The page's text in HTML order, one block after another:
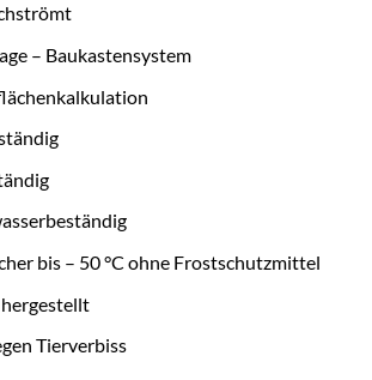
– Baukastensystem
bis – 50 °C ohne Frostschutzmittel
Tierverbiss